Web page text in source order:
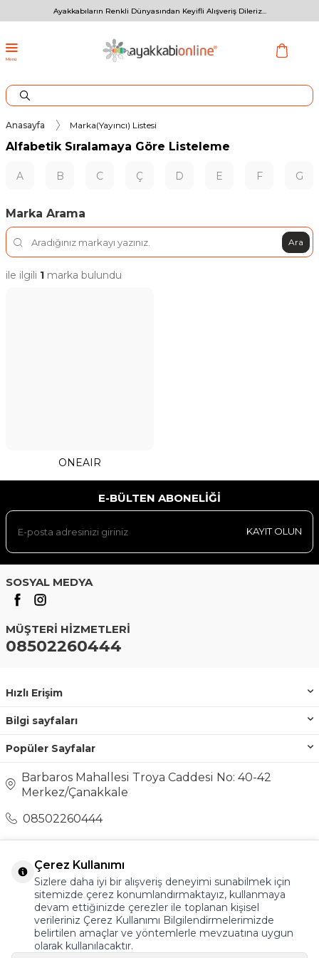
Ayakkabıların Renkli Dünyasından Keyifli Alışveriş Dileriz...
Menü
Anasayfa Marka(Yayıncı) Listesi
Alfabetik Sıralamaya Göre Listeleme
A B C Ç D E F G
Marka Arama
Ara
ile ilgili 1 marka bulundu
ONEAIR
E-BÜLTEN ABONELIĞI
KAYIT OLUN
SOSYAL MEDYA
MÜŞTERI HIZMETLERI
08502260444
Hızlı Erişim
Bilgi sayfaları
Popüler Sayfalar
Barbaros Mahallesi Troya Caddesi No: 40-42
Merkez/Çanakkale
08502260444
destek@ayakkabionline.com
Çerez Kullanımı
Sizlere daha iyi bir alışveriş deneyimi sunabilmek için
sitemizde çerez konumlandırmaktayız, kullanmaya
devam ettiğinizde çerezler ile toplanan kişisel
verileriniz Çerez Kullanımı Bilgilendirmelerimizde
belirtilen amaçlar ve yöntemlerle mevzuatına uygun
olarak kullanılacaktır.